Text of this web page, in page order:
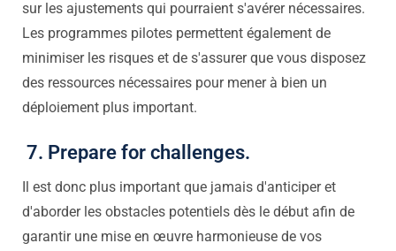
sur les ajustements qui pourraient s'avérer nécessaires.
Les programmes pilotes permettent également de
minimiser les risques et de s'assurer que vous disposez
des ressources nécessaires pour mener à bien un
déploiement plus important.
7. Prepare for challenges.
Il est donc plus important que jamais d'anticiper et
d'aborder les obstacles potentiels dès le début afin de
garantir une mise en œuvre harmonieuse de vos